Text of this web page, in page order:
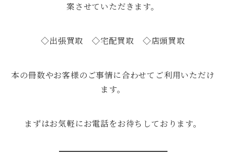
案させていただきます。
◇出張買取 ◇宅配買取 ◇店頭買取
本の冊数やお客様のご事情に合わせてご利用いただけ
ます。
まずはお気軽にお電話をお待ちしております。